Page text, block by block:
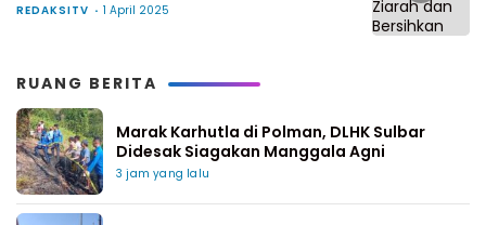
REDAKSITV 1 April 2025
RUANG BERITA
Marak Karhutla di Polman, DLHK Sulbar
Didesak Siagakan Manggala Agni
3 jam yang lalu